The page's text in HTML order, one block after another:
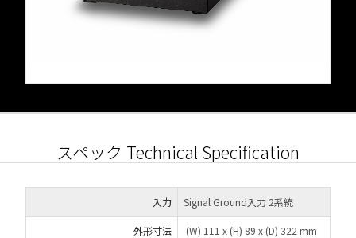
スペック Technical Specification
入力 Signal Ground入力 2系統
外形寸法 (W) 111 x (H) 89 x (D) 322 mm